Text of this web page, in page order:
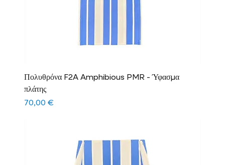
Πολυθρόνα F2A Amphibious PMR - Ύφασμα
πλάτης
Τιμή
70,00 €